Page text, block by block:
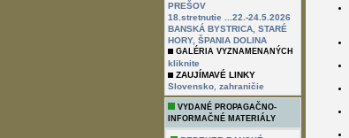
PREŠOV
18.stretnutie ...22.-24.5.2026
BANSKÁ BYSTRICA, STARÉ
HORY, ŠPANIA DOLINA
GALÉRIA VYZNAMENANÝCH
kliknite
ZAUJÍMAVÉ LINKY
Slovensko, zahraničie
VYDANÉ PROPAGAČNO-
INFORMAČNÉ MATERIÁLY